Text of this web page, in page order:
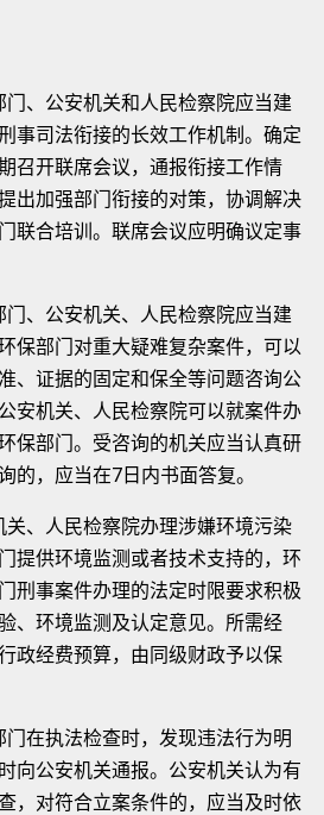
公安机关和人民检察院应当建
事司法衔接的长效工作机制。确定
召开联席会议，通报衔接工作情
出加强部门衔接的对策，协调解决
联合培训。联席会议应明确议定事
公安机关、人民检察院应当建
保部门对重大疑难复杂案件，可以
、证据的固定和保全等问题咨询公
安机关、人民检察院可以就案件办
保部门。受咨询的机关应当认真研
的，应当在7日内书面答复。
人民检察院办理涉嫌环境污染
提供环境监测或者技术支持的，环
刑事案件办理的法定时限要求积极
、环境监测及认定意见。所需经
政经费预算，由同级财政予以保
执法检查时，发现违法行为明
向公安机关通报。公安机关认为有
，对符合立案条件的，应当及时依